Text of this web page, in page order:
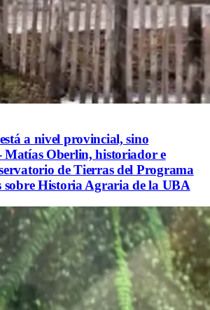
a nivel provincial, sino
Oberlin, historiador e
de Tierras del Programa
sobre Historia Agraria de la UBA